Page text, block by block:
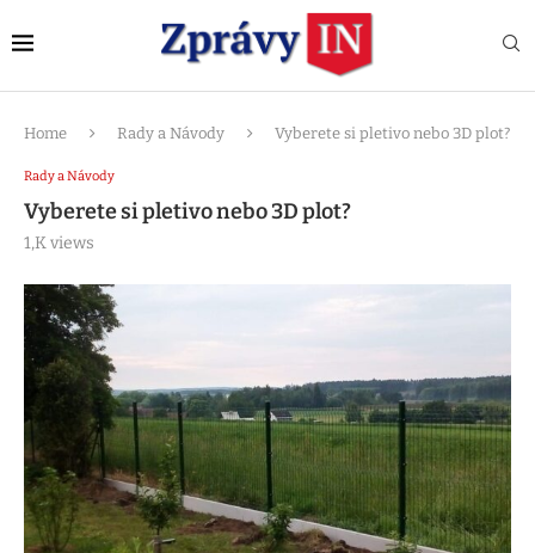
Home Rady a Návody Vyberete si pletivo nebo 3D plot?
Rady a Návody
Vyberete si pletivo nebo 3D plot?
1,Kviews